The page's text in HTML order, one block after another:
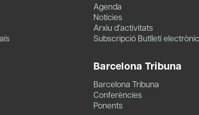
Agenda
Notícies
Arxiu d’activitats
Subscripció Butlletí electrònic
Barcelona Tribuna
Barcelona Tribuna
Conferències
Ponents